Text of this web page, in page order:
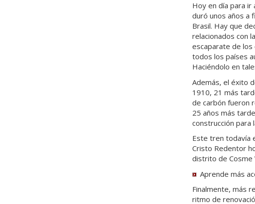
Hoy en día para ir
duró unos años a
Brasil. Hay que
relacionados con
escaparate de los
todos los países
Haciéndolo en
Además, el éxito
1910, 21 más
de carbón fueron
25 años más
construcción para
Este tren todavía
Cristo Redentor
distrito de Cosme
Aprende más
Finalmente, más
ritmo de